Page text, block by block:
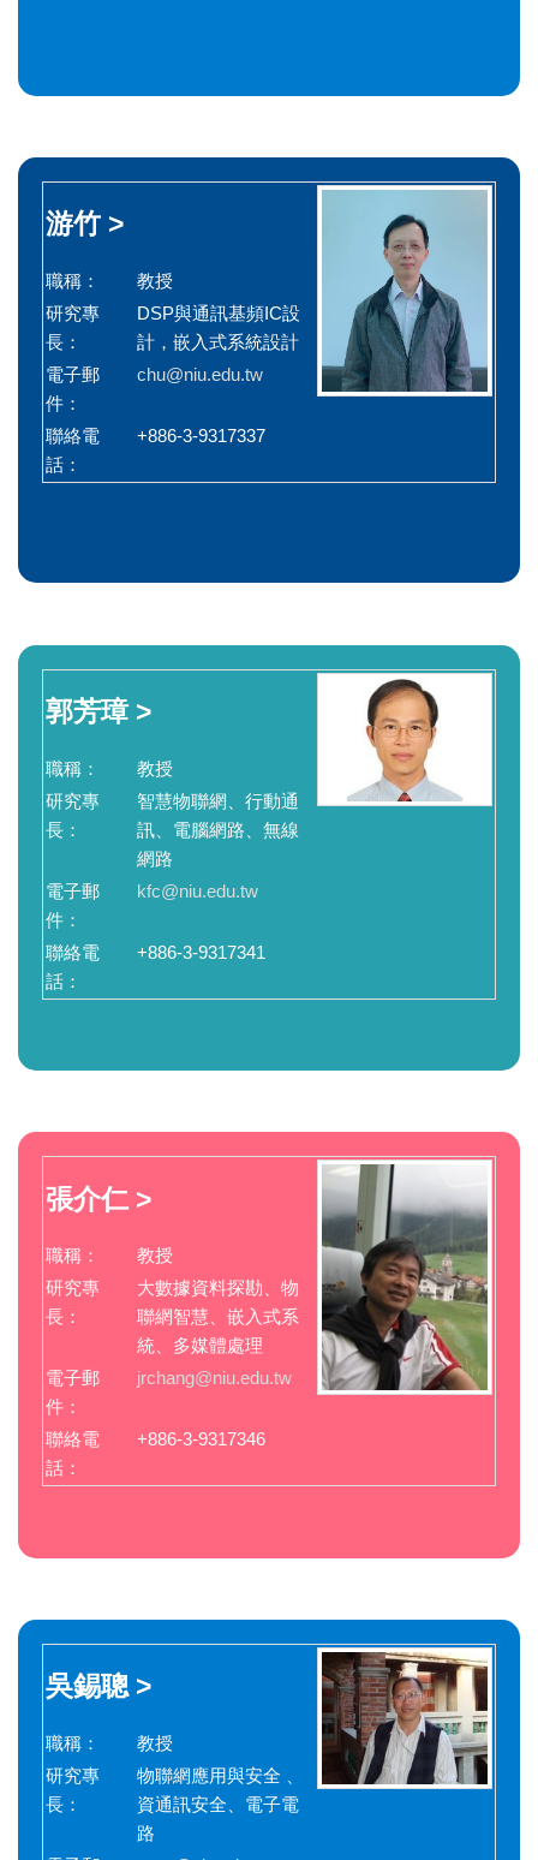
游竹 >
職稱：
教授
研究專
長：
DSP與通訊基頻IC設
計，嵌入式系統設計
電子郵
件：
chu@niu.edu.tw
聯絡電
話：
+886-3-9317337
郭芳璋 >
職稱：
教授
研究專
長：
智慧物聯網、行動通
訊、電腦網路、無線
網路
電子郵
件：
kfc@niu.edu.tw
聯絡電
話：
+886-3-9317341
張介仁 >
職稱：
教授
研究專
長：
大數據資料探勘、物
聯網智慧、嵌入式系
統、多媒體處理
電子郵
件：
jrchang@niu.edu.tw
聯絡電
話：
+886-3-9317346
吳錫聰 >
職稱：
教授
研究專
長：
物聯網應用與安全 、
資通訊安全、電子電
路